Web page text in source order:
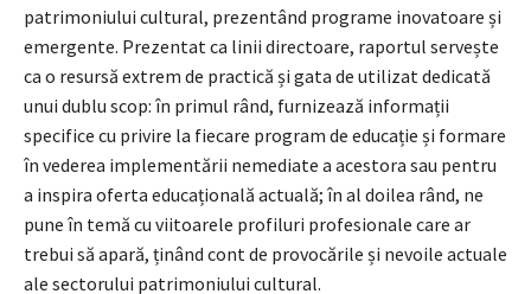
patrimoniului cultural, prezentând programe inovatoare și
emergente. Prezentat ca linii directoare, raportul servește
ca o resursă extrem de practică și gata de utilizat dedicată
unui dublu scop: în primul rând, furnizează informații
specifice cu privire la fiecare program de educație și formare
în vederea implementării nemediate a acestora sau pentru
a inspira oferta educațională actuală; în al doilea rând, ne
pune în temă cu viitoarele profiluri profesionale care ar
trebui să apară, ținând cont de provocările și nevoile actuale
ale sectorului patrimoniului cultural.